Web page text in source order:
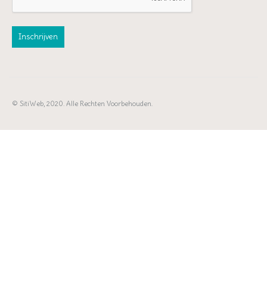
© SitiWeb, 2020. Alle Rechten Voorbehouden.